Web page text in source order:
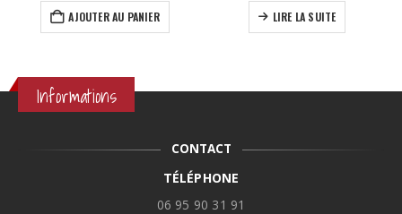
initial
était :
actuel
est :
AJOUTER AU PANIER LIRE LA SUITE
Informations
CONTACT
TÉLÉPHONE
06 95 90 31 91